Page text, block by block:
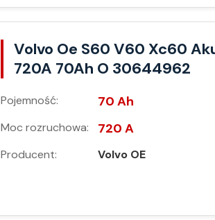
Volvo Oe S60 V60 Xc60
720A 70Ah O 30644962
Pojemność: 70 Ah
Moc rozruchowa: 720 A
Producent: Volvo OE